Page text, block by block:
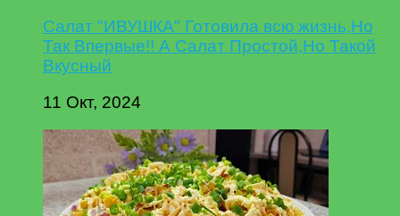
Салат "ИВУШКА" Готовила всю жизнь,Но
Так Впервые!! А Салат Простой,Но Такой
Вкусный
11 Окт, 2024